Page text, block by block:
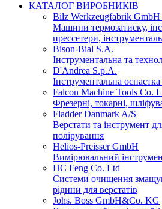
КАТАЛОГ ВИРОБНИКІВ
Bilz Werkzeugfabrik
Машини термозатиску,
прессетери,
Bison-Bial S.A.
Інструментальна та
D'Andrea S.p.A.
Інструментальна
Falcon Machine Tools Co.
Фрезерні, токарні,
Fladder Danmark A/S
Верстати та інструмент
полірування
Helios-Preisser GmbH
Вимірювальний
HC Feng Co. Ltd
Системи очищення
рідини для верстатів
Johs. Boss GmbH&Co. KG